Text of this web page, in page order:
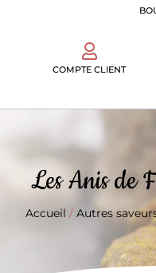
COMPTE CLIENT
Les Anis de
Accueil / Autres